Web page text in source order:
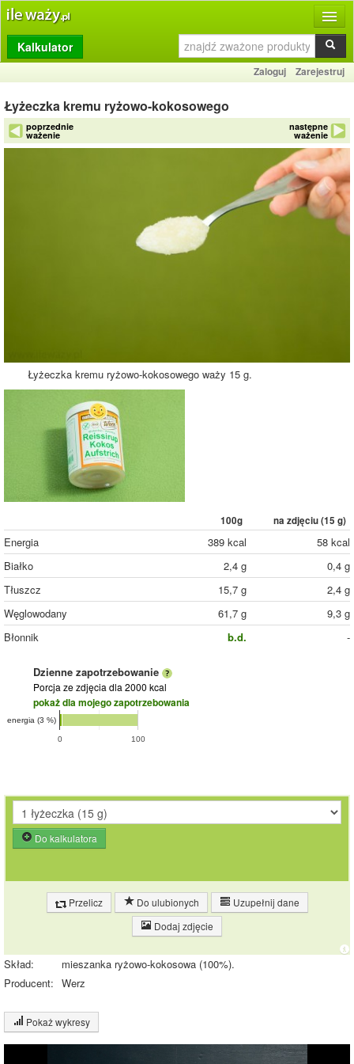
Produkty
Dziennik
Przelicznik
Porównywarka
Kalkulator
Zaloguj Zarejestruj
Łyżeczka kremu ryżowo-kokosowego
poprzednie
ważenie
następne
ważenie
Łyżeczka kremu ryżowo-kokosowego waży 15 g.
100g na zdjęciu (15 g)
Energia 389 kcal
58 kcal
Białko
2,4 g
0,4 g
Tłuszcz
15,7 g
2,4 g
Węglowodany
61,7 g
9,3 g
Błonnik
b.d. -
Dzienne zapotrzebowanie
Porcja ze zdjęcia dla 2000 kcal
pokaż dla mojego zapotrzebowania
0 100
energia (3 %)
Do kalkulatora
Przelicz Do ulubionych
Uzupełnij dane
Dodaj zdjęcie
Skład:
mieszanka ryżowo-kokosowa (100%).
Producent: Werz
Pokaż wykresy
Wykres składu produktu